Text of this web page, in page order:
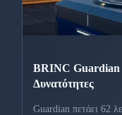
BRINC Guardian
Δυνατότητες
Guardian πετάει 62